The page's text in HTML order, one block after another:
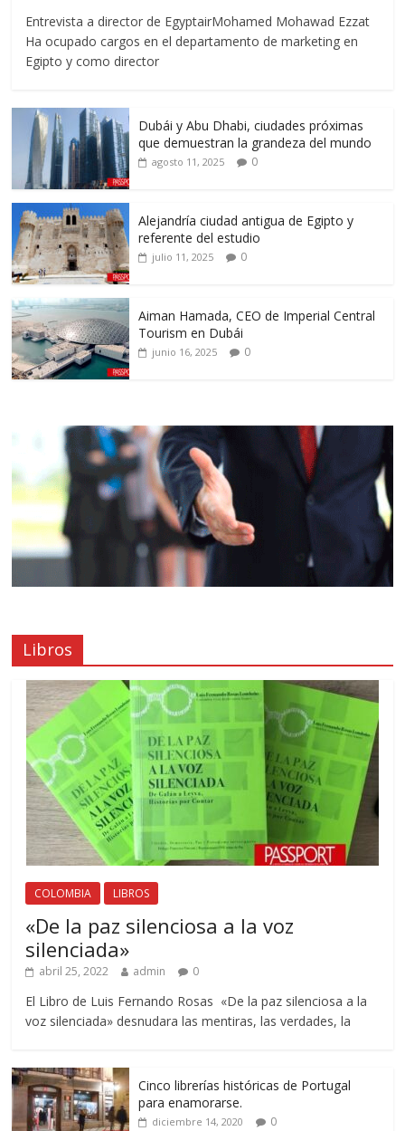
Entrevista a director de EgyptairMohamed Mohawad Ezzat
Ha ocupado cargos en el departamento de marketing en
Egipto y como director
Dubái y Abu Dhabi, ciudades próximas
que demuestran la grandeza del mundo
agosto 11, 2025 0
Alejandría ciudad antigua de Egipto y
referente del estudio
julio 11, 2025 0
Aiman Hamada, CEO de Imperial Central
Tourism en Dubái
junio 16, 2025 0
Libros
COLOMBIA LIBROS
«De la paz silenciosa a la voz
silenciada»
abril 25, 2022 admin 0
El Libro de Luis Fernando Rosas «De la paz silenciosa a la
voz silenciada» desnudara las mentiras, las verdades, la
Cinco librerías históricas de Portugal
para enamorarse.
diciembre 14, 2020 0